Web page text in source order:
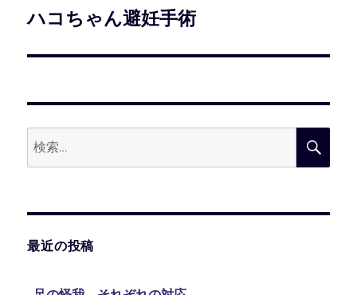
ゲ
ー
ョ
ン
次
投
ハコちゃん避妊手術
索
最近の投稿